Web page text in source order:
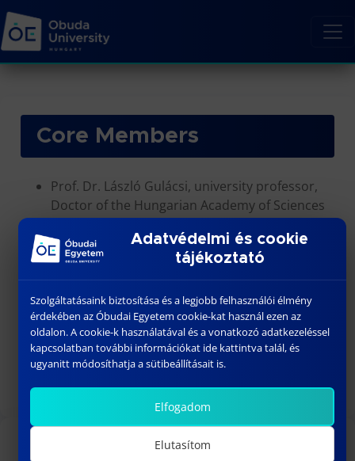
Core Members
Prof. Dr. László Gulácsi, university professor,
Doctor of the Hungarian Academy of Sciences
Prof. Dr. Márta Péntek, DSc, university
professor –
Prof. Dr. Péter Karácsony, university professor
–CV
Prof. Dr. Mónika Garai-Fodor
Dr. habil Zsombor János Zrubka –CV
Dr. habil Szilárd Berke –CV
Adatvédelmi és cookie
tájékoztató
Szolgáltatásaink biztosítása és a legjobb felhasználói élmény
érdekében az Óbudai Egyetem cookie-kat használ ezen az
oldalon. A cookie-k használatával és a vonatkozó adatkezeléssel
kapcsolatban további információkat ide kattintva talál, és
ugyanitt módosíthatja a sütibeállításait is.
Elfogadom
Elutasítom